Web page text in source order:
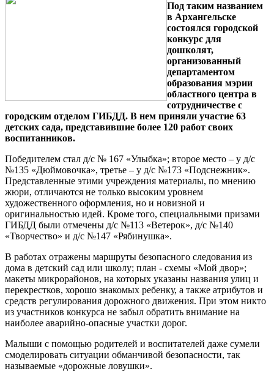
Под таким названием
в Архангельске
состоялся городской
конкурс для
дошколят,
организованный
департаментом
образования мэрии
областного центра в
сотрудничестве с
городским отделом ГИБДД. В нем приняли участие 63
детских сада, представившие более 120 работ своих
воспитанников.
Победителем стал д/с № 167 «Улыбка»; второе место – у д/с
№135 «Дюймовочка», третье – у д/с №173 «Подснежник».
Представленные этими учреждения материалы, по мнению
жюри, отличаются не только высоким уровнем
художественного оформления, но и новизной и
оригинальностью идей. Кроме того, специальными призами
ГИБДД были отмечены д/с №113 «Ветерок», д/с №140
«Творчество» и д/с №147 «Рябинушка».
В работах отражены маршруты безопасного следования из
дома в детский сад или школу; план - схемы «Мой двор»;
макеты микрорайонов, на которых указаны названия улиц и
перекрестков, хорошо знакомых ребенку, а также атрибутов и
средств регулирования дорожного движения. При этом никто
из участников конкурса не забыл обратить внимание на
наиболее аварийно-опасные участки дорог.
Малыши с помощью родителей и воспитателей даже сумели
смоделировать ситуации обманчивой безопасности, так
называемые «дорожные ловушки».